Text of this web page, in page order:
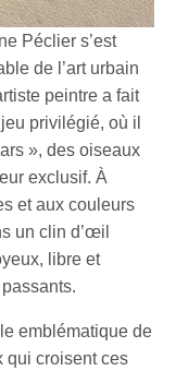
Péclier s’est
de l’art urbain
peintre a fait
privilégié, où il
», des oiseaux
exclusif. À
et aux couleurs
un clin d’œil
libre et
emblématique de
qui croisent ces